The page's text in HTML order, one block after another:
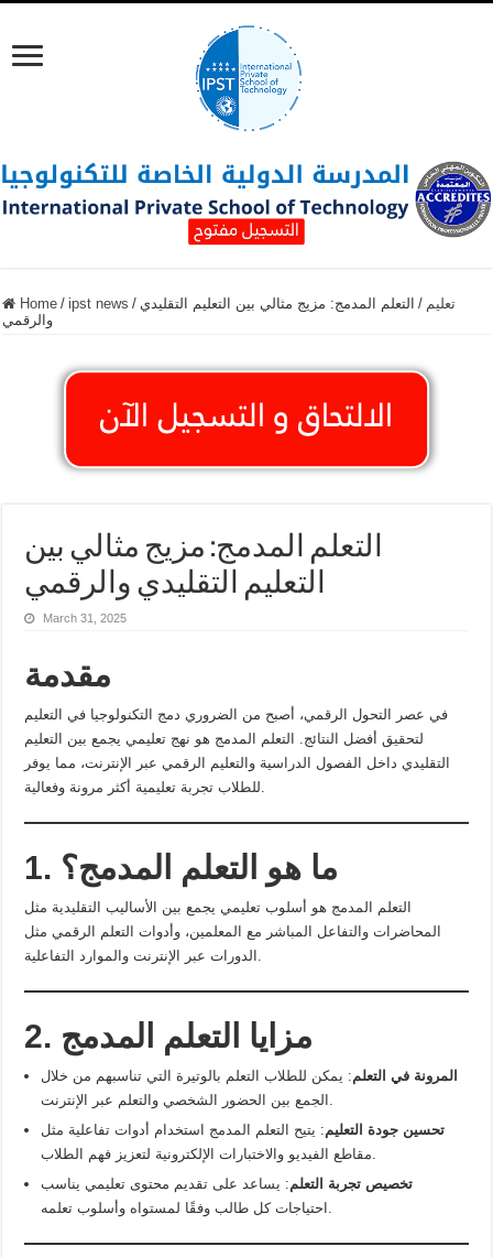
Home / ipst news / تعليم / التعلم المدمج: مزيج مثالي بين التعليم التقليدي
والرقمي
التعلم المدمج: مزيج مثالي بين
التعليم التقليدي والرقمي
March 31, 2025
مقدمة
في عصر التحول الرقمي، أصبح من الضروري دمج التكنولوجيا في التعليم
لتحقيق أفضل النتائج. التعلم المدمج هو نهج تعليمي يجمع بين التعليم
التقليدي داخل الفصول الدراسية والتعليم الرقمي عبر الإنترنت، مما يوفر
1. ما هو التعلم المدمج؟
التعلم المدمج هو أسلوب تعليمي يجمع بين الأساليب التقليدية مثل
المحاضرات والتفاعل المباشر مع المعلمين، وأدوات التعلم الرقمي مثل
2. مزايا التعلم المدمج
المرونة في التعلم: يمكن للطلاب التعلم بالوتيرة التي تناسبهم من خلال
تحسين جودة التعليم: يتيح التعلم المدمج استخدام أدوات تفاعلية مثل
تخصيص تجربة التعلم: يساعد على تقديم محتوى تعليمي يناسب